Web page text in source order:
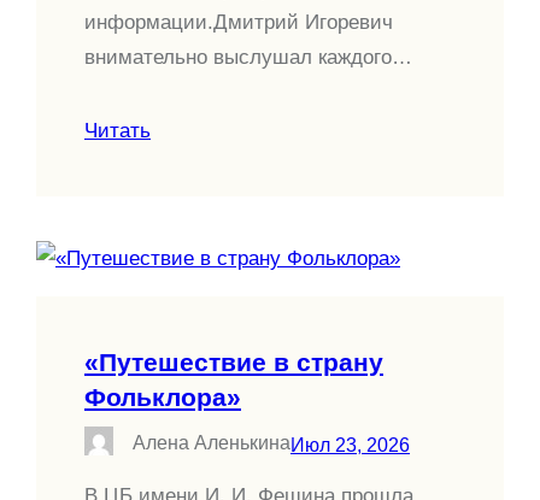
информации.Дмитрий Игоревич
внимательно выслушал каждого…
Читать
«Путешествие в страну
Фольклора»
Алена АленькинаИюл 23, 2026
В ЦБ имени И. И. Фешина прошла